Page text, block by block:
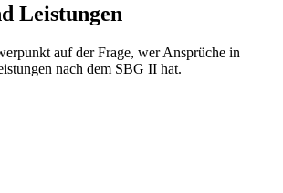
Leistungen
auf der Frage, wer Ansprüche in
nach dem SBG II hat.